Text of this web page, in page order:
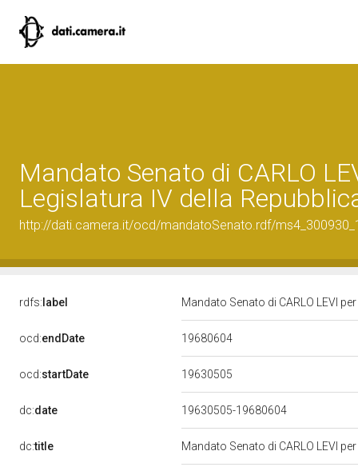
Mandato Senato di CARLO
Legislatura IV della
http://dati.camera.it/ocd/mandatoSenato.rdf/
rdfs: label Mandato Senato di CARLO LEVI
ocd:endDate 19680604
ocd:startDate 19630505
dc:date 19630505-19680604
dc:title Mandato Senato di CARLO LEVI